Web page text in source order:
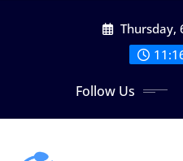
Thursday,
Follow Us